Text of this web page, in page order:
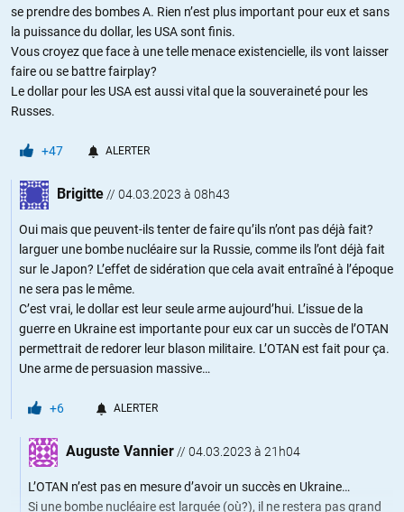
se prendre des bombes A. Rien n’est plus important pour eux et sans
la puissance du dollar, les USA sont finis.
Vous croyez que face à une telle menace existencielle, ils vont laisser
faire ou se battre fairplay?
Le dollar pour les USA est aussi vital que la souveraineté pour les
Russes.
+47 ALERTER
Brigitte // 04.03.2023 à 08h43
Oui mais que peuvent-ils tenter de faire qu’ils n’ont pas déjà fait?
larguer une bombe nucléaire sur la Russie, comme ils l’ont déjà fait
sur le Japon? L’effet de sidération que cela avait entraîné à l’époque
ne sera pas le même.
C’est vrai, le dollar est leur seule arme aujourd’hui. L’issue de la
guerre en Ukraine est importante pour eux car un succès de l’OTAN
permettrait de redorer leur blason militaire. L’OTAN est fait pour ça.
Une arme de persuasion massive…
+6 ALERTER
Auguste Vannier // 04.03.2023 à 21h04
L’OTAN n’est pas en mesure d’avoir un succès en Ukraine…
Si une bombe nucléaire est larguée (où?), il ne restera pas grand